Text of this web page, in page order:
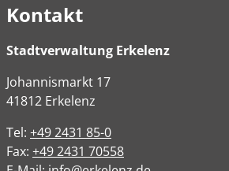
Kontakt
Stadtverwaltung Erkelenz
Johannismarkt 17
41812 Erkelenz
Tel: +49 2431 85-0
Fax: +49 2431 70558